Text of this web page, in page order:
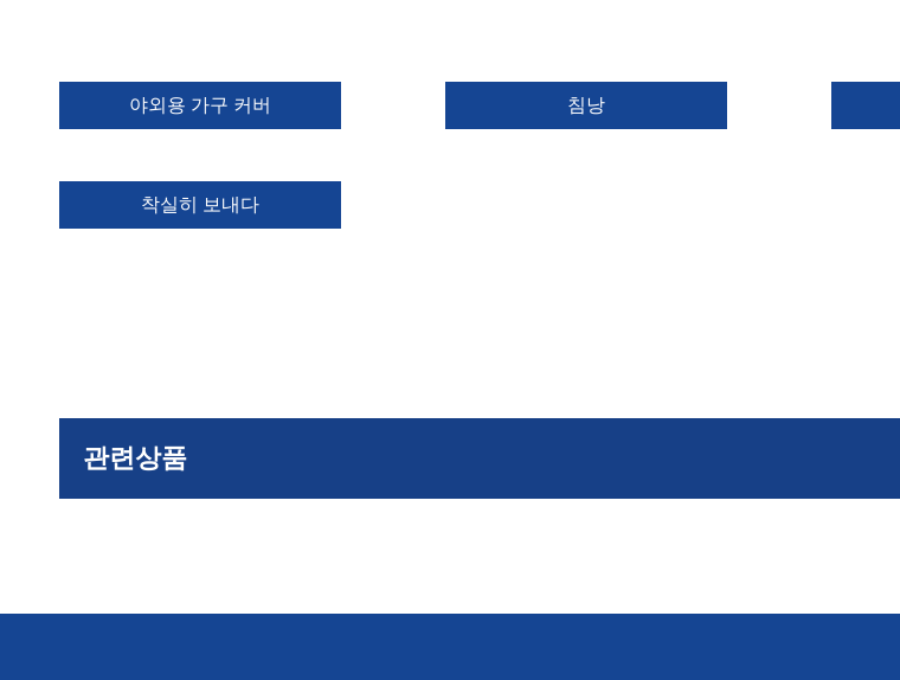
야외용 가구 커버 침낭
착실히 보내다
관련상품